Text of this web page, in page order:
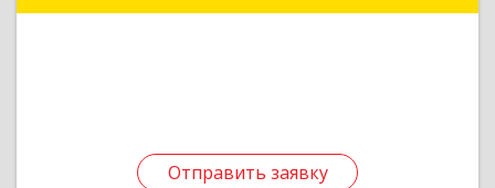
Отправить заявку
Отправить заявку